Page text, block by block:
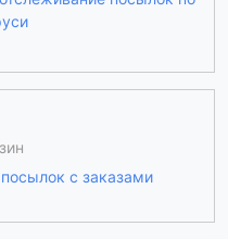
с заказами